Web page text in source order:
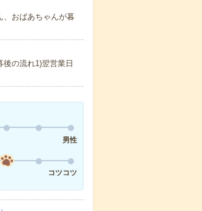
、おばあちゃんが暮
の流れ1)翌営業日
男性
コツコツ